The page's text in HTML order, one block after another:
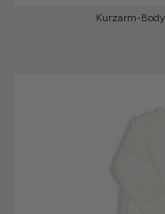
Kurzarm-